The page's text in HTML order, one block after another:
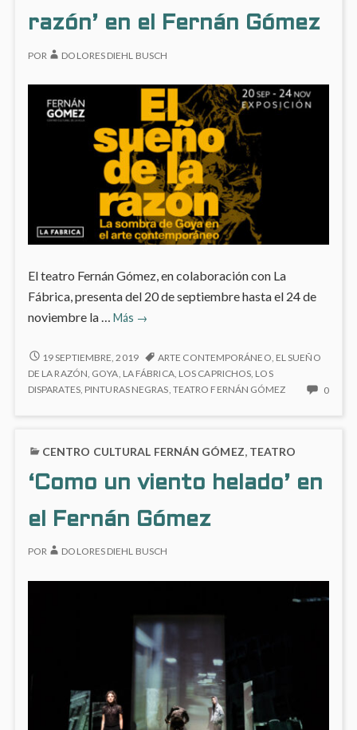
razón’ en el Fernán Gómez
POR DOLORES DIEHL BUSCH
El teatro Fernán Gómez, en colaboración con La
Fábrica, presenta del 20 de septiembre hasta el 24 de
noviembre la … Más Exposición
sueño
de
la
el
Gómez
→
EXPOSICIÓN
‘EL
SUEÑO
EN
FERNÁN
19 SEPTIEMBRE, 2019 ARTE CONTEMPORÁNEO, EL SUEÑO
DE LA RAZÓN, GOYA, LA FÁBRICA, LOS CAPRICHOS, LOS
DISPARATES, PINTURAS NEGRAS, TEATRO FERNÁN GÓMEZ 0NO
CENTRO CULTURAL FERNÁN GÓMEZ, TEATRO
‘Como un viento helado’ en
el Fernán Gómez
POR DOLORES DIEHL BUSCH